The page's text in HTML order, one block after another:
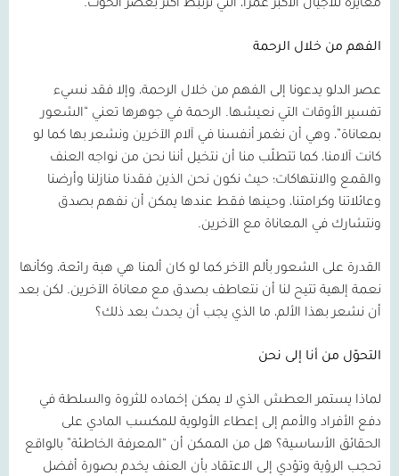
مغايرة للأجيال الأكبر عمرًا، التي ترتبط أكثر بعصر الحوت.
الفهم من خلال الرحمة
عصر الدلو يدعونا إلى الفهم من خلال الرحمة، وإلا فقد نسيء
تفسير الأوقات التي نعيشها. الرحمة في جوهرها تعني “الشعور
بمعاناة”، وهي أن نغمر أنفسنا في آلام الآخرين ونشعر بها كما لو
كانت آلامنا، كما تتطلّب منا أن نتخيل أننا نحن من نواجه العنف
والقمع والانتهاكات؛ حيث نكون نحن الذين فقدنا منازلنا وأرضنا
وعائلاتنا وكرامتنا، وحينها فقط عندها يمكن أن نفهم بصدق
ونتشارك في المعاناة مع الآخرين.
القدرة على الشعور بألم الآخر كما لو كان ألمنا هي هبة رائعة، وكأنها
نعمة إلهية تتيح لنا أن نتعاطف بصدق مع معاناة الآخرين. لكن بعد
أن نشعر بهذا الألم، ما الذي يجب أن يحدث بعد ذلك؟
التحوّل من أنا إلى نحن
لماذا يستمر العطش الذي لا يمكن إخماده للثروة والسلطة في
دفع الأفراد والأمم إلى إعطاء الأولوية للمكسب المادي على
الحقائق الأساسية؟ هل من الممكن أن “المعرفة الخاطئة” بالواقع
تحجب الرؤية وتؤدي إلى الاعتقاد بأن العنف يخدم بصورة أفضل